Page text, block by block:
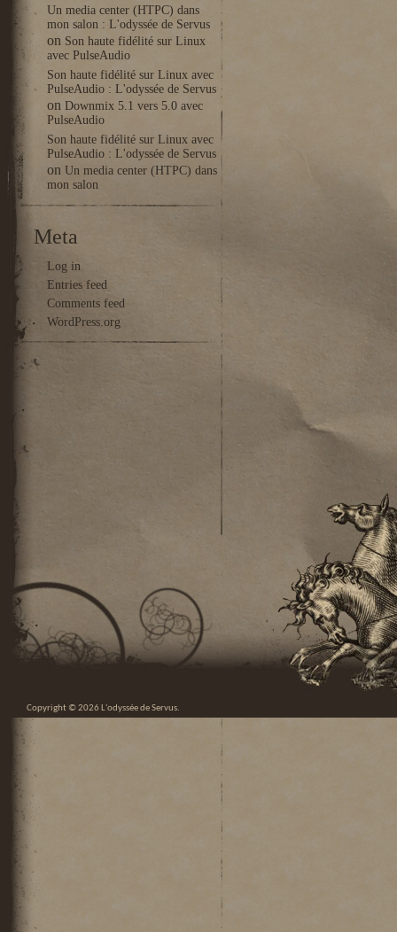
Un media center (HTPC) dans
mon salon : L'odyssée de Servus
on Son haute fidélité sur Linux
avec PulseAudio
Son haute fidélité sur Linux avec
PulseAudio : L'odyssée de Servus
on Downmix 5.1 vers 5.0 avec
PulseAudio
Son haute fidélité sur Linux avec
PulseAudio : L'odyssée de Servus
on Un media center (HTPC) dans
mon salon
Meta
Log in
Entries feed
Comments feed
WordPress.org
Copyright © 2026 L'odyssée de Servus.